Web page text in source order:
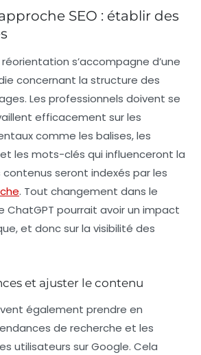
SEO : établir des
s’accompagne d’une
concernant la structure des
Les professionnels doivent se
efficacement sur les
comme les balises, les
les mots-clés qui influenceront la
seront indexés par les
. Tout changement dans le
pourrait avoir un impact
et donc sur la visibilité des
et ajuster le contenu
également prendre en
de recherche et les
utilisateurs sur Google. Cela